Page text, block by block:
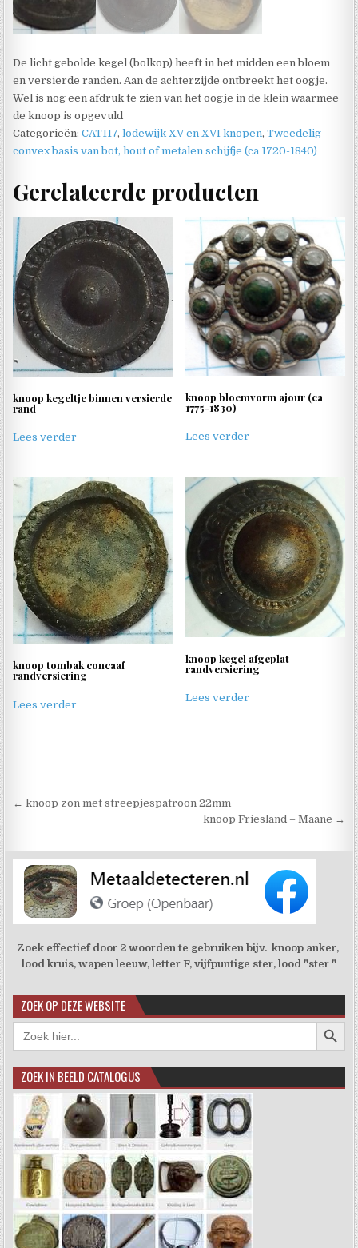
De licht gebolde kegel (bolkop) heeft in het midden een bloem
en versierde randen. Aan de achterzijde ontbreekt het oogje.
Wel is nog een afdruk te zien van het oogje in de klein waarmee
de knoop is opgevuld
Categorieën:CAT117,lodewijk XV en XVI knopen,Tweedelig
convex basis van bot, hout of metalen schijfje (ca 1720-1840)
Gerelateerde producten
knoop kegeltje binnen versierde
rand
Lees verder
knoop bloemvorm ajour (ca
1775-1830)
Lees verder
knoop tombak concaaf
randversiering
Lees verder
knoop kegel afgeplat
randversiering
Lees verder
Berichtnavigatie
← knoop zon met streepjespatroon 22mm
knoop Friesland – Maane →
Zoek effectief door 2 woorden te gebruiken bijv. knoop anker,
lood kruis, wapen leeuw, letter F, vijfpuntige ster, lood "ster "
ZOEK OP DEZE WEBSITE
Zoek
naar:
ZOEK IN BEELD CATALOGUS